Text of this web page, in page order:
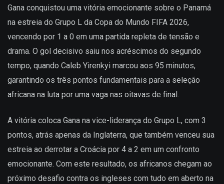
Gana conquistou uma vitória emocionante sobre o Panamá
na estreia do Grupo L da Copa do Mundo FIFA 2026,
vencendo por 1 a 0 em uma partida repleta de tensão e
drama. O gol decisivo saiu nos acréscimos do segundo
tempo, quando Caleb Yirenkyi marcou aos 95 minutos,
garantindo os três pontos fundamentais para a seleção
africana na luta por uma vaga nas oitavas de final.
A vitória coloca Gana na vice-liderança do Grupo L, com 3
pontos, atrás apenas da Inglaterra, que também venceu sua
estreia ao derrotar a Croácia por 4 a 2 em um confronto
emocionante. Com este resultado, os africanos chegam ao
próximo desafio contra os ingleses com tudo em aberto na